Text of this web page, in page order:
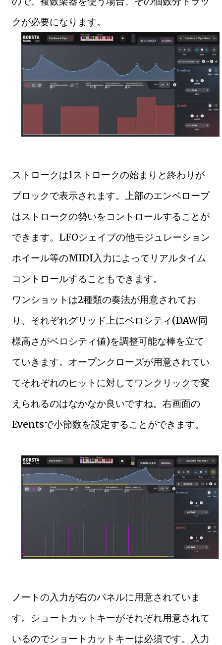
クが必要になります。
ストロークは1ストロークの始まりと終わりが
ブロックで表示されます。上部のエンベロープ
はストロークの勢いをコントロールすることが
できます。LFOシェイプの他モジュレーション
ホイール等のMIDI入力によってリアルタイム
コントロールすることもできます。
ワンショットは2種類の奏法が用意されてお
り、それぞれグリッド上にベロシティ(DAW同
様高さがベロシティ値)を調整可能な棒を立て
ていきます。オープンクローズが用意されてい
てそれぞれのヒットに対してワンクリックで変
えられるのはなかなか良いですね。右画面の
Eventsで小節数を設定することができます。
ノートの入力が右のパネルに用意されていま
す。ショートカットキーがそれぞれ用意されて
いるのでショートカットキーは必須です。入力